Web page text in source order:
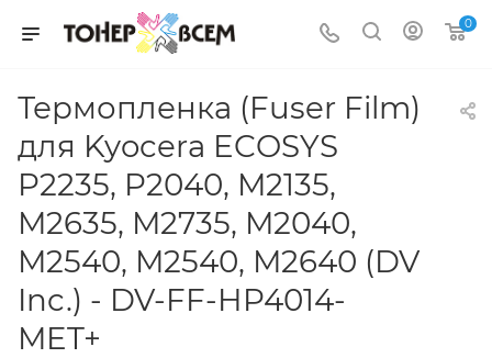
0
Термопленка (Fuser Film)
для Kyocera ECOSYS
P2235, P2040, M2135,
M2635, M2735, M2040,
M2540, M2540, M2640 (DV
Inc.) - DV-FF-HP4014-
MET+